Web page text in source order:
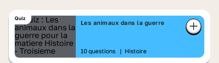
Quiz
Les animaux dans la guerre
10 questions | Histoire